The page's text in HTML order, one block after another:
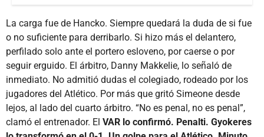
La carga fue de Hancko. Siempre quedará la duda de si fue
o no suficiente para derribarlo. Si hizo más el delantero,
perfilado solo ante el portero esloveno, por caerse o por
seguir erguido. El árbitro, Danny Makkelie, lo señaló de
inmediato. No admitió dudas el colegiado, rodeado por los
jugadores del Atlético. Por más que gritó Simeone desde
lejos, al lado del cuarto árbitro. “No es penal, no es penal”,
clamó el entrenador. El VAR lo confirmó. Penalti. Gyokeres